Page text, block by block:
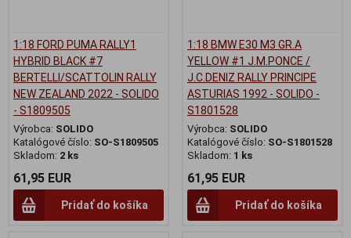
1:18 FORD PUMA RALLY1
HYBRID BLACK #7
BERTELLI/SCATTOLIN RALLY
NEW ZEALAND 2022 - SOLIDO
- S1809505
Výrobca: SOLIDO
Katalógové číslo: SO-S1809505
Skladom: 2 ks
61,95 EUR
Pridať do košíka
1:18 BMW E30 M3 GR.A
YELLOW #1 J.M.PONCE /
J.C.DENIZ RALLY PRINCIPE
ASTURIAS 1992 - SOLIDO -
S1801528
Výrobca: SOLIDO
Katalógové číslo: SO-S1801528
Skladom: 1 ks
61,95 EUR
Pridať do košíka